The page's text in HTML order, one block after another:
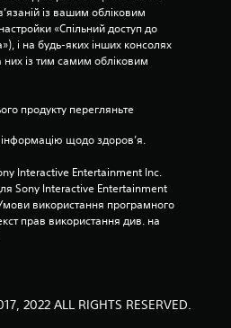
о
8
о
н
із вашим обліковим
«Спільний доступ до
і на будь-яких інших консолях
із тим самим обліковим
продукту перегляньте
щодо здоров’я.
Interactive Entertainment Inc.
Sony Interactive Entertainment
використання програмного
прав використання див. на
2022 ALL RIGHTS RESERVED.